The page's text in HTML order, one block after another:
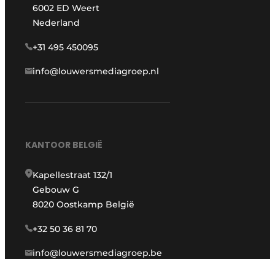
6002 ED Weert
Nederland
+31 495 450095
info@louwersmediagroep.nl
KANTOOR BELGIË
Kapellestraat 132/1
Gebouw G
8020 Oostkamp België
+32 50 36 81 70
info@louwersmediagroep.be